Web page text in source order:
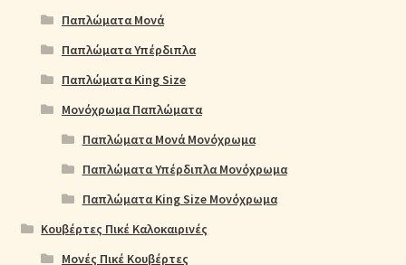
Παπλώματα Μονά
Παπλώματα Υπέρδιπλα
Παπλώματα King Size
Μονόχρωμα Παπλώματα
Παπλώματα Μονά Μονόχρωμα
Παπλώματα Υπέρδιπλα Μονόχρωμα
Παπλώματα King Size Μονόχρωμα
Κουβέρτες Πικέ Καλοκαιρινές
Μονές Πικέ Κουβέρτες